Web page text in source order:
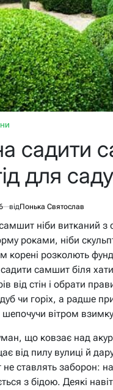
садити
для
відПонька Святослав
ніби витканий з
роками, ніби
корені розколють
самшит біля
від стін і обрати
дуб чи горіх, а радше
шепочучи вітром
що ковзає над
від пилу вулиці й
не ставлять заборон:
з бідою. Деякі